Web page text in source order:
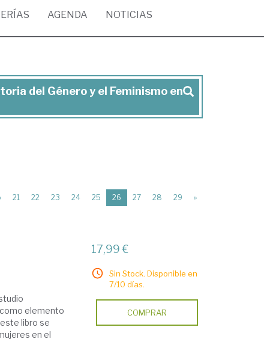
AGENDA NOTICIAS
del Género y el Feminismo en
21 22 23 24 25 26 (current)
27 28 29 »
elemento
libro se
en el
17,99 €
Sin Stock. Disponible en
7/10 días.
COMPRAR